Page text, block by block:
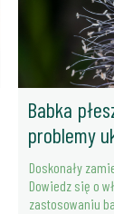
Babka
problemy
Doskonały
Dowiedz się o
zastosowaniu